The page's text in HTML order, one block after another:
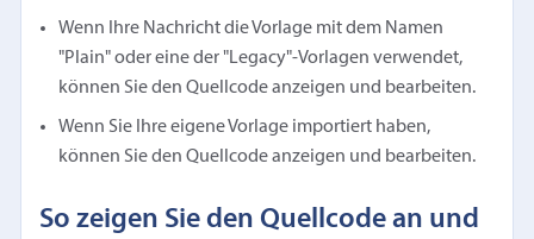
Wenn Ihre Nachricht die Vorlage mit dem Namen
"Plain" oder eine der "Legacy"-Vorlagen verwendet,
können Sie den Quellcode anzeigen und bearbeiten.
Wenn Sie Ihre eigene Vorlage importiert haben,
können Sie den Quellcode anzeigen und bearbeiten.
So zeigen Sie den Quellcode an und